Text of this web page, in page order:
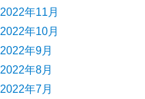
2022年11月
2022年10月
2022年9月
2022年8月
2022年7月